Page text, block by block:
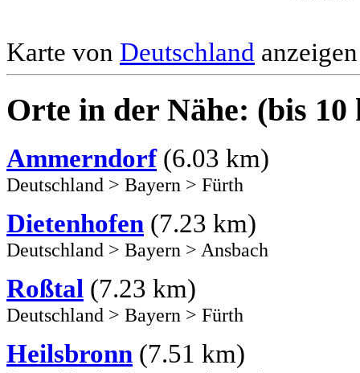
Karte von Deutschland
Orte in der Nähe: (bis 10
Ammerndorf(6.03 km)
Deutschland > Bayern > Fürth
Dietenhofen (7.23 km)
Deutschland > Bayern > Ansbach
Roßtal (7.23 km)
Deutschland > Bayern > Fürth
Heilsbronn (7.51 km)